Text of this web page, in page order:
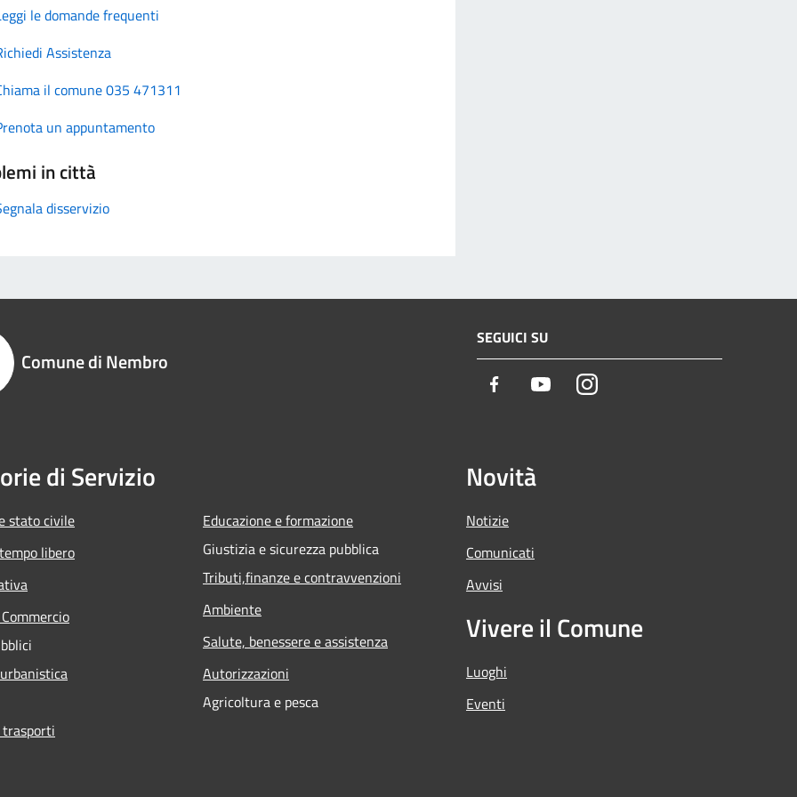
le domande frequenti
Assistenza
il comune 035 471311
un appuntamento
in città
disservizio
Comune di Nembro
SEGUICI SU
Facebook YoutubeInstagram
di Servizio
stato civile
libero
Educazione e formazione
Giustizia e sicurezza pubblica
Tributi,finanze e contravvenzioni
Ambiente
Salute, benessere e assistenza
Autorizzazioni
Agricoltura e pesca
Novità
Notizie
Comunicati
Avvisi
Vivere il Comune
Luoghi
Eventi